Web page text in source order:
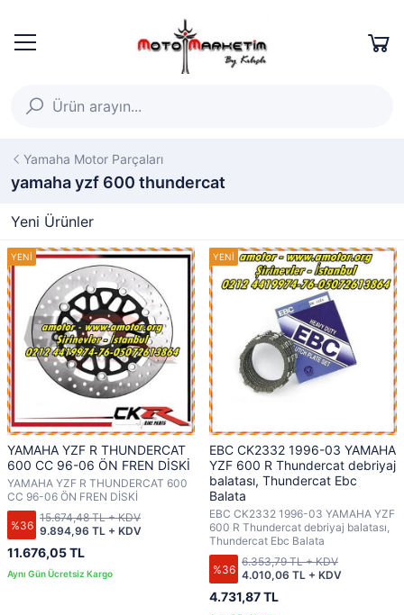
Yamaha Motor Parçaları
yamaha yzf 600 thundercat
Yeni Ürünler
YAMAHA YZF R THUNDERCAT
600 CC 96-06 ÖN FREN DİSKİ
YAMAHA YZF R THUNDERCAT 600
CC 96-06 ÖN FREN DİSKİ
%36
11.676,05 TL
9.894,96 TL + KDV
15.674,48 TL + KDV
EBC CK2332 1996-03 YAMAHA
YZF 600 R Thundercat debriyaj
balatası, Thundercat Ebc
Balata
EBC CK2332 1996-03 YAMAHA YZF
600 R Thundercat debriyaj balatası,
Thundercat Ebc Balata
%36
4.731,87 TL
4.010,06 TL + KDV
6.353,79 TL + KDV